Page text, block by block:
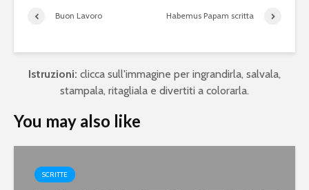
Buon Lavoro Habemus Papam scritta
Istruzioni: clicca sull'immagine per ingrandirla, salvala,
stampala, ritagliala e divertiti a colorarla.
You may also like
SCRITTE